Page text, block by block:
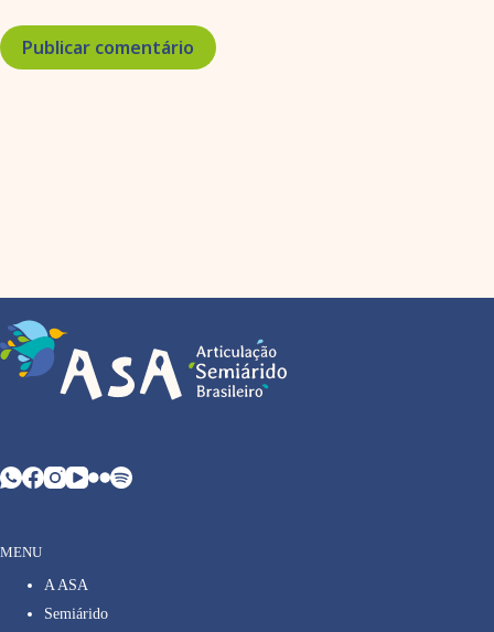
Publicar comentário
MENU
A ASA
Semiárido